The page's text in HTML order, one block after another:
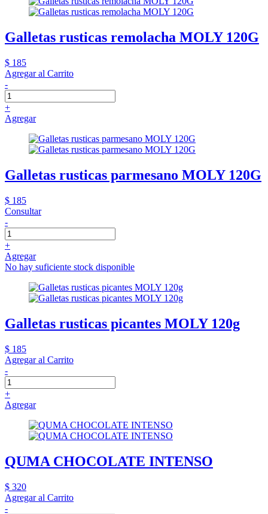
Galletas rusticas remolacha MOLY 120G
$ 185
Agregar al Carrito
-
+
Agregar
Galletas rusticas parmesano MOLY 120G
$ 185
Consultar
-
+
Agregar
No hay suficiente stock disponible
Galletas rusticas picantes MOLY 120g
$ 185
Agregar al Carrito
-
+
Agregar
QUMA CHOCOLATE INTENSO
$ 320
Agregar al Carrito
-